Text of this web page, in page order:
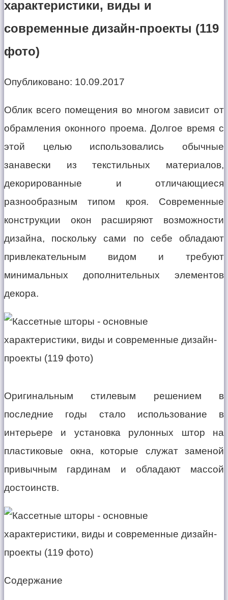
характеристики, виды и
современные дизайн-проекты (119
фото)
Опубликовано: 10.09.2017
Облик всего помещения во многом зависит от
обрамления оконного проема. Долгое время с
этой целью использовались обычные
занавески из текстильных материалов,
декорированные и отличающиеся
разнообразным типом кроя. Современные
конструкции окон расширяют возможности
дизайна, поскольку сами по себе обладают
привлекательным видом и требуют
минимальных дополнительных элементов
декора.
Оригинальным стилевым решением в
последние годы стало использование в
интерьере и установка рулонных штор на
пластиковые окна, которые служат заменой
привычным гардинам и обладают массой
достоинств.
Содержание